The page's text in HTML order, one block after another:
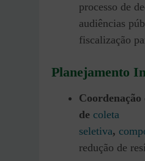
processo de
audiências
fiscalização
Planejamento
de coleta
seletiva,
redução de